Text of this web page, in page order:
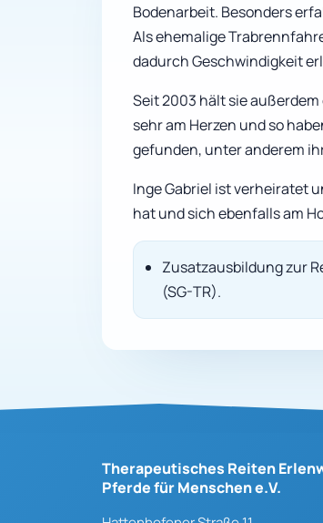
Bodenarbeit. Besonders
Als ehemalige
dadurch Geschwindigkeit
Seit 2003 hält sie
sehr am Herzen und so
gefunden, unter anderem
Inge Gabriel ist verheiratet
hat und sich ebenfalls am
Zusatzausbildung zur
(SG-TR).
Therapeutisches Reiten
Pferde für Menschen e.V.